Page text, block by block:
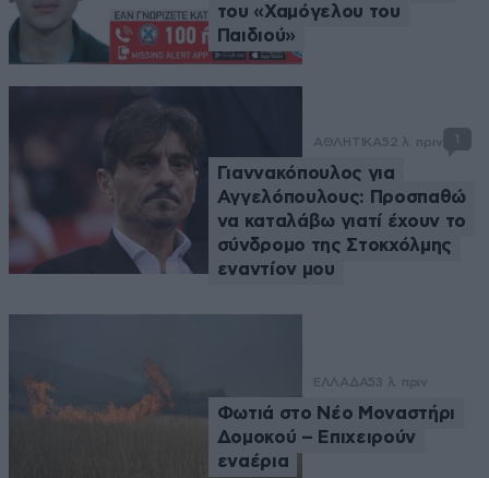
του «Χαμόγελου του
Παιδιού»
ΑΘΛΗΤΙΚΑ52 λ. πριν 1
Γιαννακόπουλος για
Αγγελόπουλους: Προσπαθώ
να καταλάβω γιατί έχουν το
σύνδρομο της Στοκχόλμης
εναντίον μου
ΕΛΛΑΔΑ53 λ. πριν
Φωτιά στο Νέο Μοναστήρι
Δομοκού – Επιχειρούν
εναέρια